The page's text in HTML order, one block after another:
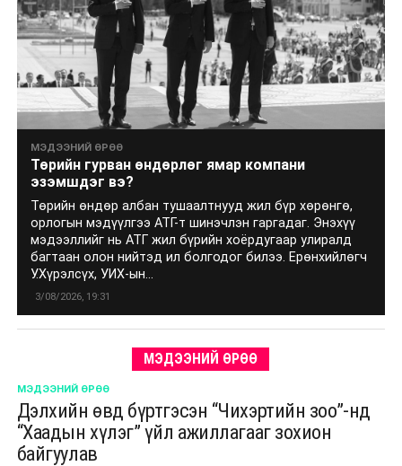
МЭДЭЭНИЙ ӨРӨӨ
Төрийн гурван өндөрлөг ямар компани
эзэмшдэг вэ?
Төрийн өндөр албан тушаалтнууд жил бүр хөрөнгө,
орлогын мэдүүлгээ АТГ-т шинэчлэн гаргадаг. Энэхүү
мэдээллийг нь АТГ жил бүрийн хоёрдугаар улиралд
багтаан олон нийтэд ил болгодог билээ. Ерөнхийлөгч
У.Хүрэлсүх, УИХ-ын...
3/08/2026, 19:31
МЭДЭЭНИЙ ӨРӨӨ
МЭДЭЭНИЙ ӨРӨӨ
Дэлхийн өвд бүртгэсэн “Чихэртийн зоо”-нд
“Хаадын хүлэг” үйл ажиллагааг зохион
байгуулав